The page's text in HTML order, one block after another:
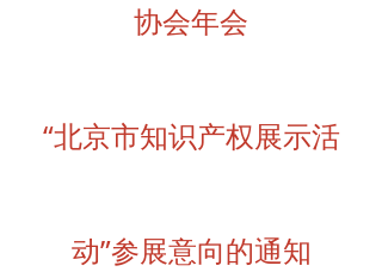
协会年会
“北京市知识产权展示活
动”参展意向的通知